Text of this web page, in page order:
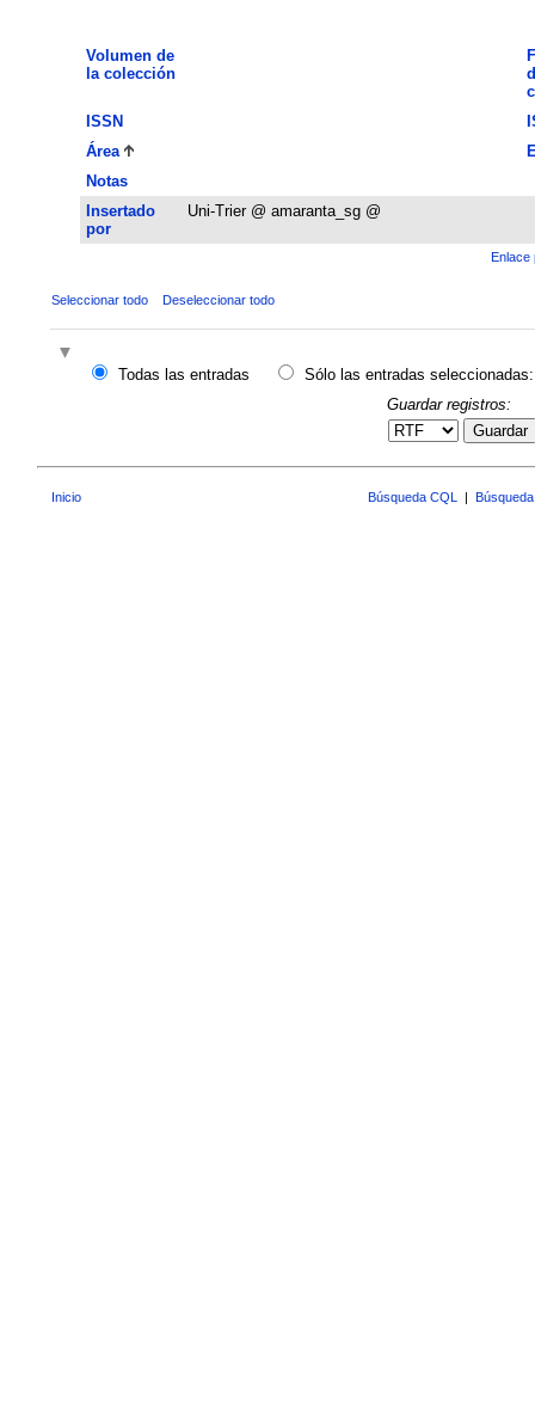
Volumen de
la colección
ISSN
Área
Notas
Insertado
por
Uni-Trier @ amaranta_sg @
Enlace
Seleccionar todo Deseleccionar todo
Todas las entradas
Sólo las entradas seleccionadas:
Guardar registros:
Guardar
Inicio Búsqueda CQL